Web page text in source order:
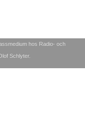
hos Radio- och
Schlyter.